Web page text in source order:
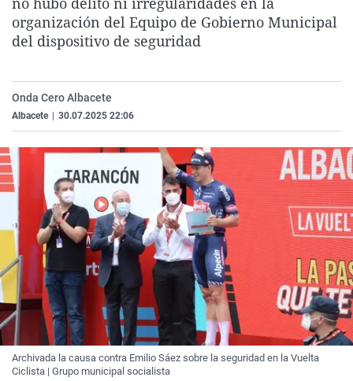
La rosa de los vientos
Caso
Extremadura
Virales
organización del Equipo de Gobierno Municipal
del dispositivo de seguridad
Onda Cero Albacete
Albacete 30.07.2025 22:06
Archivada la causa contra Emilio Sáez sobre la seguridad en la Vuelta
Ciclista | Grupo municipal socialista